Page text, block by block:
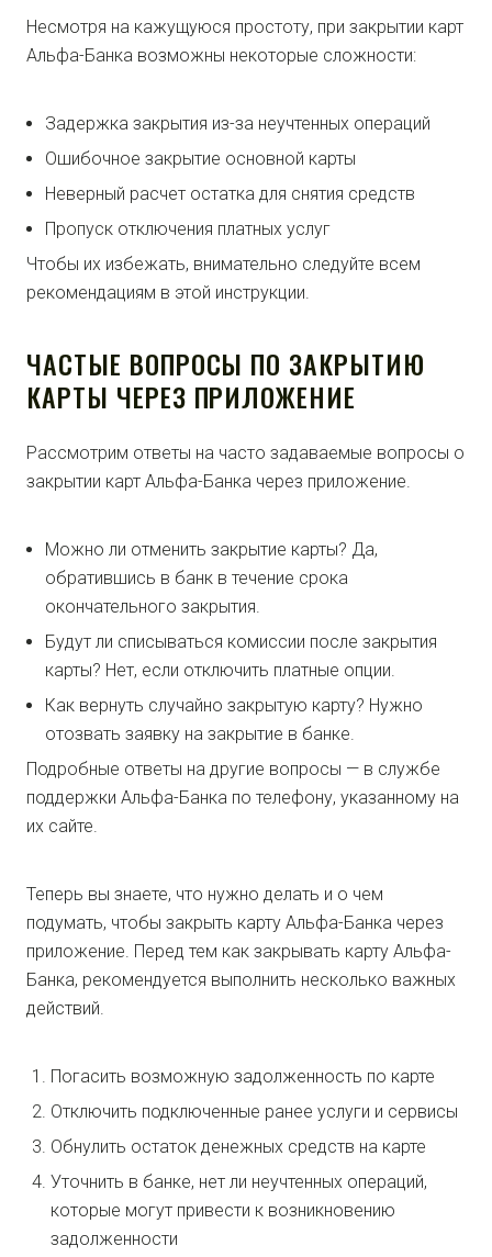
Несмотря на кажущуюся простоту, при закрытии карт
Альфа-Банка возможны некоторые сложности:
Задержка закрытия из-за неучтенных операций
Ошибочное закрытие основной карты
Неверный расчет остатка для снятия средств
Пропуск отключения платных услуг
Чтобы их избежать, внимательно следуйте всем
рекомендациям в этой инструкции.
ЧАСТЫЕ ВОПРОСЫ ПО ЗАКРЫТИЮ
КАРТЫ ЧЕРЕЗ ПРИЛОЖЕНИЕ
Рассмотрим ответы на часто задаваемые вопросы о
закрытии карт Альфа-Банка через приложение.
Можно ли отменить закрытие карты? Да,
обратившись в банк в течение срока
окончательного закрытия.
Будут ли списываться комиссии после закрытия
карты? Нет, если отключить платные опции.
Как вернуть случайно закрытую карту? Нужно
отозвать заявку на закрытие в банке.
Подробные ответы на другие вопросы — в службе
поддержки Альфа-Банка по телефону, указанному на
их сайте.
Теперь вы знаете, что нужно делать и о чем
подумать, чтобы закрыть карту Альфа-Банка через
приложение. Перед тем как закрывать карту Альфа-
Банка, рекомендуется выполнить несколько важных
действий.
Погасить возможную задолженность по карте
Отключить подключенные ранее услуги и сервисы
Обнулить остаток денежных средств на карте
Уточнить в банке, нет ли неучтенных операций,
которые могут привести к возникновению
задолженности